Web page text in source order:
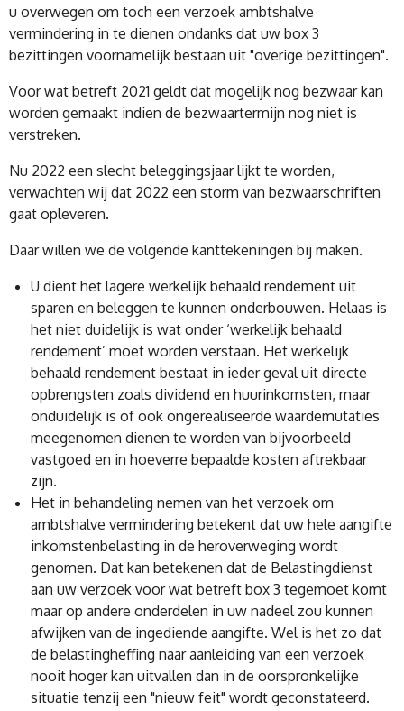
u overwegen om toch een verzoek ambtshalve
vermindering in te dienen ondanks dat uw box 3
bezittingen voornamelijk bestaan uit "overige bezittingen".
Voor wat betreft 2021 geldt dat mogelijk nog bezwaar kan
worden gemaakt indien de bezwaartermijn nog niet is
verstreken.
Nu 2022 een slecht beleggingsjaar lijkt te worden,
verwachten wij dat 2022 een storm van bezwaarschriften
gaat opleveren.
Daar willen we de volgende kanttekeningen bij maken.
U dient het lagere werkelijk behaald rendement uit
sparen en beleggen te kunnen onderbouwen. Helaas is
het niet duidelijk is wat onder ‘werkelijk behaald
rendement’ moet worden verstaan. Het werkelijk
behaald rendement bestaat in ieder geval uit directe
opbrengsten zoals dividend en huurinkomsten, maar
onduidelijk is of ook ongerealiseerde waardemutaties
meegenomen dienen te worden van bijvoorbeeld
vastgoed en in hoeverre bepaalde kosten aftrekbaar
zijn.
Het in behandeling nemen van het verzoek om
ambtshalve vermindering betekent dat uw hele aangifte
inkomstenbelasting in de heroverweging wordt
genomen. Dat kan betekenen dat de Belastingdienst
aan uw verzoek voor wat betreft box 3 tegemoet komt
maar op andere onderdelen in uw nadeel zou kunnen
afwijken van de ingediende aangifte. Wel is het zo dat
de belastingheffing naar aanleiding van een verzoek
nooit hoger kan uitvallen dan in de oorspronkelijke
situatie tenzij een "nieuw feit" wordt geconstateerd.